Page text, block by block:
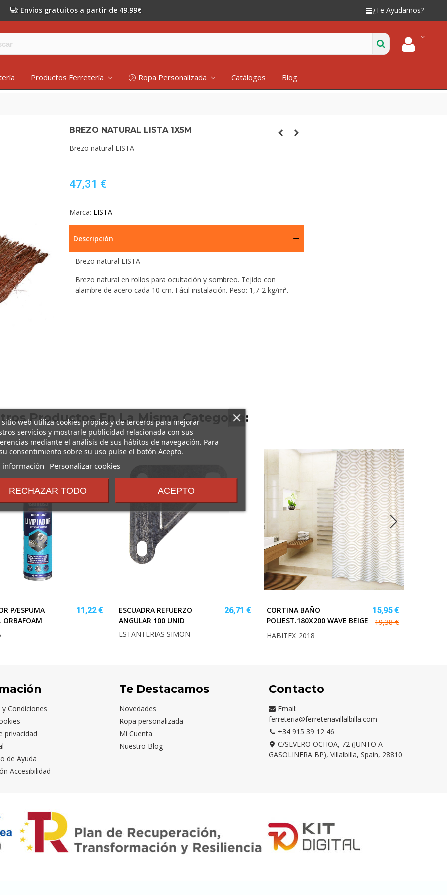
Envios gratuitos a partir de 49.99€ ¿Te Ayudamos?
Productos Ferretería Ropa Personalizada Catálogos Blog
BREZO NATURAL LISTA 1X5M
Brezo natural LISTA
47,31 €
Marca: LISTA
Descripción
Brezo natural LISTA
Brezo natural en rollos para ocultación y sombreo. Tejido con
alambre de acero cada 10 cm. Fácil instalación. Peso: 1,7-2 kg/m².
Productos En La Misma Categoría:
P/ESPUMA
ORBAFOAM
11,22 €
ESCUADRA REFUERZO
ANGULAR 100 UNID
26,71 €
ESTANTERIAS SIMON
CORTINA BAÑO
POLIEST.180X200 WAVE BEIGE
15,95 €
19,38 €
HABITEX_2018
Condiciones
privacidad
de Ayuda
Accesibilidad
Te Destacamos
Novedades
Ropa personalizada
Mi Cuenta
Nuestro Blog
Contacto
Email:
ferreteria@ferreteriavillalbilla.com
+34 915 39 12 46
C/SEVERO OCHOA, 72 (JUNTO A
GASOLINERA BP), Villalbilla, Spain, 28810
sitio web utiliza cookies propias y de terceros para mejorar
servicios y mostrarle publicidad relacionada con sus
mediante el análisis de sus hábitos de navegación. Para
consentimiento sobre su uso pulse el botón Acepto.
información
sobre
y
condiciones
Personalizar cookies
RECHAZAR TODO ACEPTO